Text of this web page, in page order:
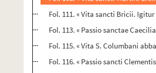
Fol. 111. « Vita sancti Bricii.
Fol. 113. « Passio sanctae
Fol. 115. « Vita S. Columbani
Fol. 116. « Passio sancti